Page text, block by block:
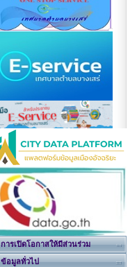
การเปิดโอกาสให้มีส่วนร่วม
ข้อมูลทั่วไป